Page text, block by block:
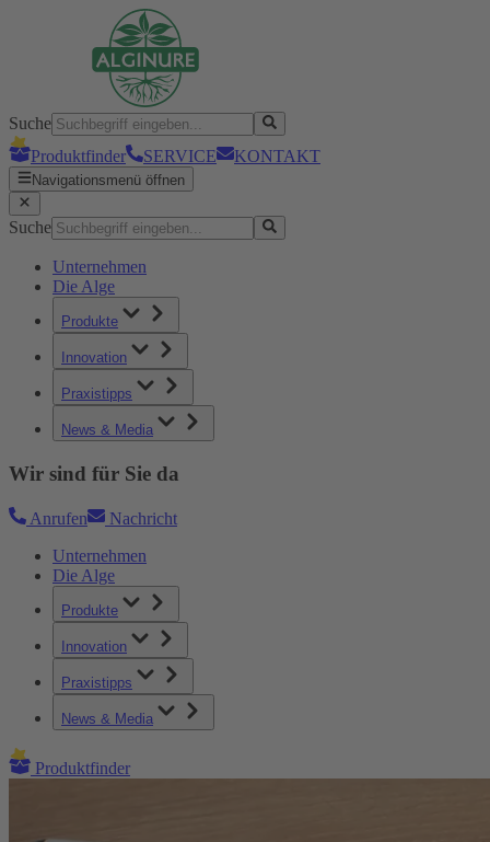
Suche
Produktfinder
SERVICE KONTAKT
Navigationsmenü öffnen
Suche
Unternehmen
Die Alge
Produkte
Innovation
Praxistipps
News & Media
Wir sind für Sie da
Anrufen
Nachricht
Unternehmen
Die Alge
Produkte
Innovation
Praxistipps
News & Media
Produktfinder